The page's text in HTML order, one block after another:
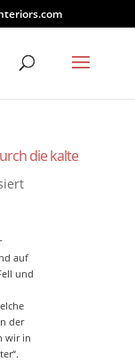
die kalte
auf
und
der
wir in